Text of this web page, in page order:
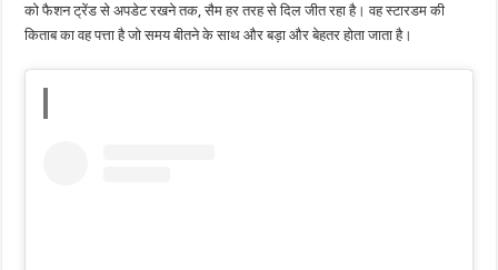
को फैशन ट्रेंड से अपडेट रखने तक, सैम हर तरह से दिल जीत रहा है। वह स्टारडम की
किताब का वह पत्ता है जो समय बीतने के साथ और बड़ा और बेहतर होता जाता है।